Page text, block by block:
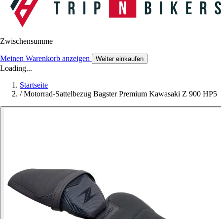
Zwischensumme
Meinen Warenkorb anzeigen Weiter einkaufen
Loading...
Startseite
/ Motorrad-Sattelbezug Bagster Premium Kawasaki Z 900 HP5